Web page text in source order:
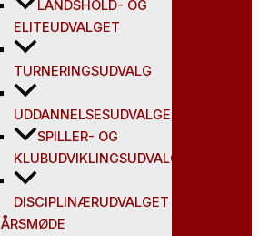
LANDSHOLD- OG
ELITEUDVALGET
TURNERINGSUDVALG
UDDANNELSESUDVALGET
SPILLER- OG
KLUBUDVIKLINGSUDVALG
DISCIPLINÆRUDVALGET
ÅRSMØDE